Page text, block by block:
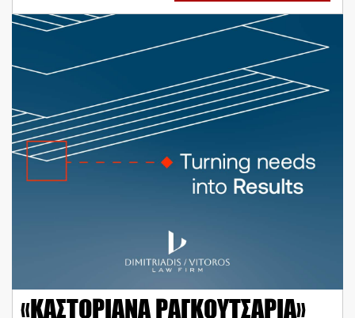
«ΚΑΣΤΟΡΙΑΝΑ ΡΑΓΚΟΥΤΣΑΡΙΑ»